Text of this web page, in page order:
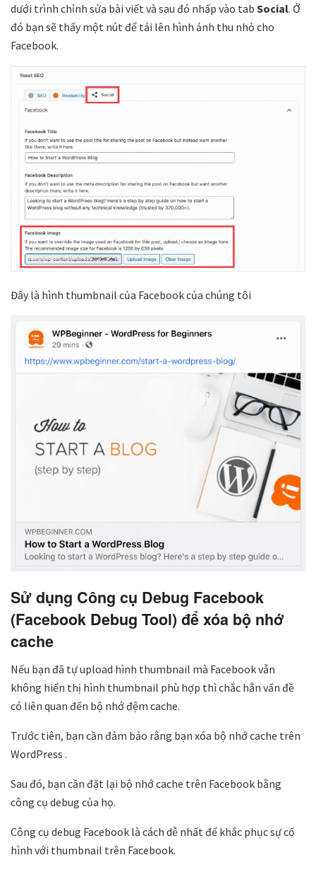
dưới trình chỉnh sửa bài viết và sau đó nhấp vào tab Social. Ở
đó bạn sẽ thấy một nút để tải lên hình ảnh thu nhỏ cho
Facebook.
Đây là hình thumbnail của Facebook của chúng tôi
Sử dụng Công cụ Debug Facebook
(Facebook Debug Tool) để xóa bộ nhớ
cache
Nếu bạn đã tự upload hình thumbnail mà Facebook vẫn
không hiển thị hình thumbnail phù hợp thì chắc hẳn vấn đề
có liên quan đến bộ nhớ đệm cache.
Trước tiên, bạn cần đảm bảo rằng bạn xóa bộ nhớ cache trên
WordPress .
Sau đó, bạn cần đặt lại bộ nhớ cache trên Facebook bằng
công cụ debug của họ.
Công cụ debug Facebook là cách dễ nhất để khắc phục sự cố
hình với thumbnail trên Facebook.